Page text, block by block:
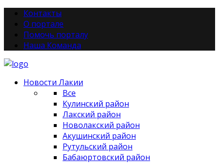
Контакты
О портале
Помочь порталу
Наша Команда
Новости Лакии
Все
Кулинский район
Лакский район
Новолакский район
Акушинский район
Рутульский район
Бабаюртовский район